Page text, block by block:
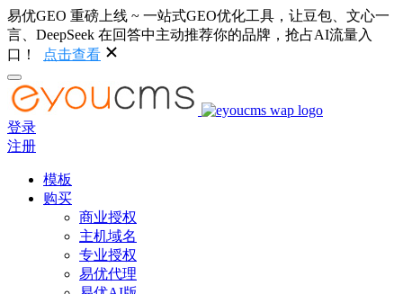
易优GEO 重磅上线 ~ 一站式GEO优化工具，让豆包、文心一
言、DeepSeek 在回答中主动推荐你的品牌，抢占AI流量入
口！
点击查看
登录
注册
模板
购买
商业授权
主机域名
专业授权
易优代理